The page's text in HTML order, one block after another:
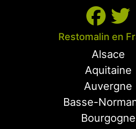
Restomalin en
Alsace
Aquitaine
Auvergne
Basse-
Bourgogne